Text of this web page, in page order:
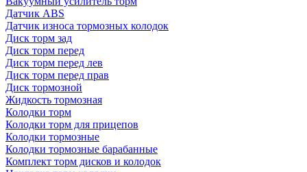
Датчик ABS
Датчик износа тормозных колодок
Диск торм зад
Диск торм перед
Диск торм перед лев
Диск торм перед прав
Диск тормозной
Жидкость тормозная
Колодки торм
Колодки торм для прицепов
Колодки тормозные
Колодки тормозные барабанные
Комплект торм дисков и колодок